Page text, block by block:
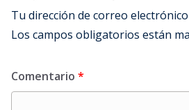
Tu dirección de correo
Los campos obligatorios están
Comentario *